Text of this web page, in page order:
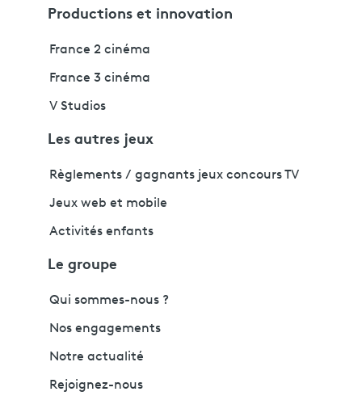
Productions et innovation
France 2 cinéma
France 3 cinéma
V Studios
Les autres jeux
Règlements / gagnants jeux concours TV
Jeux web et mobile
Activités enfants
Le groupe
Qui sommes-nous ?
Nos engagements
Notre actualité
Rejoignez-nous